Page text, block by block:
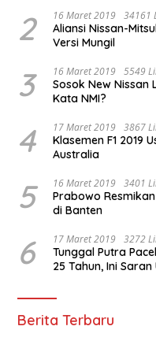
Dugaan Janggal Tender
Pemprov Sumsel:
Lebih Murah Digugurkan,
Vendor Siapkan Langkah
2 16 Maret 2019 34161
Aliansi Nissan-
Versi Mungil
3 16 Maret 2019 5549
Sosok New Nissan
Kata NMI?
4 17 Maret 2019 3867
Klasemen F1 2019
Australia
5 16 Maret 2019 3401
Prabowo
di Banten
6 17 Maret 2019 3272
Tunggal Putra
25 Tahun, Ini
Berita Terbaru